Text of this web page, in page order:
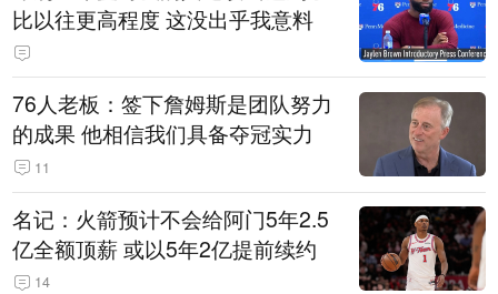
比以往更高程度 这没出乎我意料
76人老板：签下詹姆斯是团队努力
的成果 他相信我们具备夺冠实力
11
名记：火箭预计不会给阿门5年2.5
亿全额顶薪 或以5年2亿提前续约
14